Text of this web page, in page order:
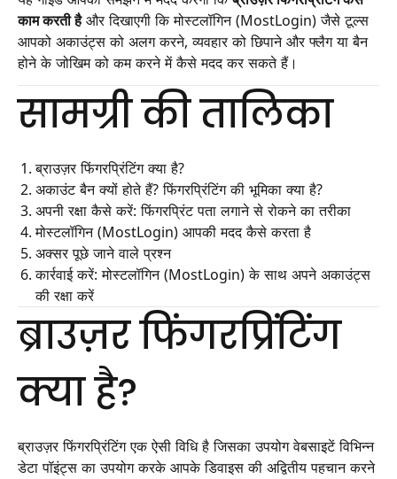
काम करती हैऔर दिखाएगी कि मोस्टलॉगिन (MostLogin) जैसे टूल्स
आपको अकाउंट्स को अलग करने, व्यवहार को छिपाने और फ्लैग या बैन
होने के जोखिम को कम करने में कैसे मदद कर सकते हैं।
सामग्री की तालिका
ब्राउज़र फिंगरप्रिंटिंग क्या है?
अकाउंट बैन क्यों होते हैं? फिंगरप्रिंटिंग की भूमिका क्या है?
अपनी रक्षा कैसे करें: फिंगरप्रिंट पता लगाने से रोकने का तरीका
मोस्टलॉगिन (MostLogin) आपकी मदद कैसे करता है
अक्सर पूछे जाने वाले प्रश्न
कार्रवाई करें: मोस्टलॉगिन (MostLogin) के साथ अपने अकाउंट्स
की रक्षा करें
ब्राउज़र फिंगरप्रिंटिंग
क्या है?
ब्राउज़र फिंगरप्रिंटिंग एक ऐसी विधि है जिसका उपयोग वेबसाइटें विभिन्न
डेटा पॉइंट्स का उपयोग करके आपके डिवाइस की अद्वितीय पहचान करने